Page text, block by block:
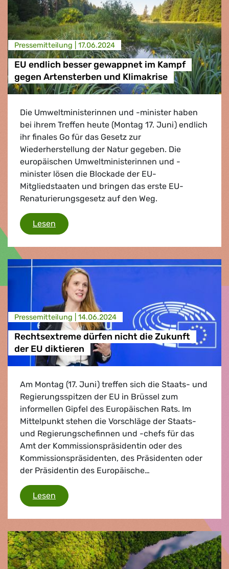
Presse­mitteilung | 17.06.2024
EU endlich besser gewappnet im Kampf
gegen Artensterben und Klimakrise
Die Umweltministerinnen und -minister haben
bei ihrem Treffen heute (Montag 17. Juni) endlich
ihr finales Go für das Gesetz zur
Wiederherstellung der Natur gegeben. Die
europäischen Umweltministerinnen und -
minister lösen die Blockade der EU-
Mitgliedstaaten und bringen das erste EU-
Renaturierungsgesetz auf den Weg.
Lesen EU endlich besser gewappnet im Kampf
Presse­mitteilung | 14.06.2024
Rechtsextreme dürfen nicht die Zukunft
der EU diktieren
Am Montag (17. Juni) treffen sich die Staats- und
Regierungsspitzen der EU in Brüssel zum
informellen Gipfel des Europäischen Rats. Im
Mittelpunkt stehen die Vorschläge der Staats-
und Regierungschefinnen und -chefs für das
Amt der Kommissionspräsidentin oder des
Kommissionspräsidenten, des Präsidenten oder
der Präsidentin des Europäische…
Lesen Rechtsextreme dürfen nicht die Zukunft der